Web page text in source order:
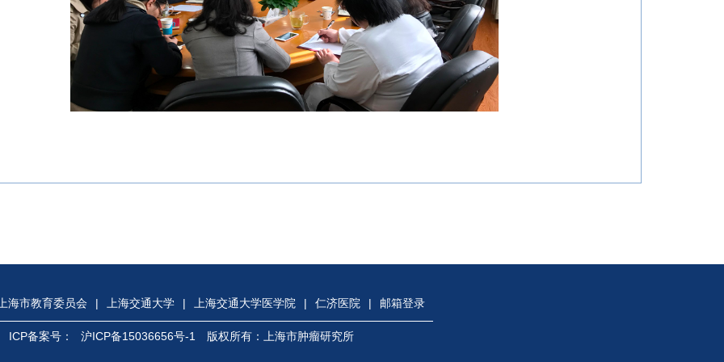
上海市教育委员会 | 上海交通大学 | 上海交通大学医学院 | 仁济医院 | 邮箱登录
ICP备案号： 沪ICP备15036656号-1 版权所有：上海市肿瘤研究所